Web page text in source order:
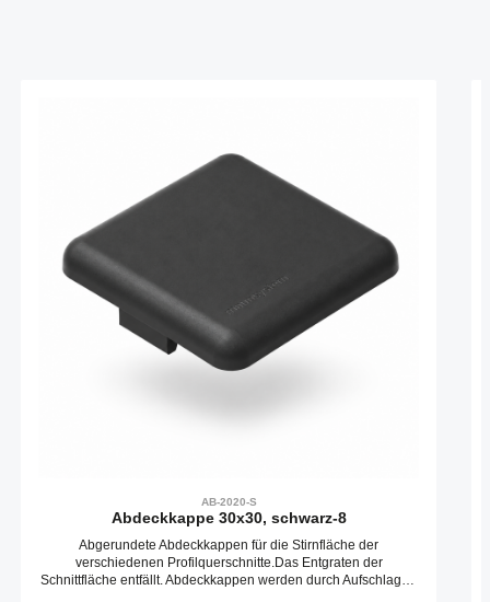
AB-2020-S
Abdeckkappe 30x30, schwarz-8
Abgerundete Abdeckkappen für die Stirnfläche der
verschiedenen Profilquerschnitte.Das Entgraten der
Schnittfläche entfällt. Abdeckkappen werden durch Aufschlagen